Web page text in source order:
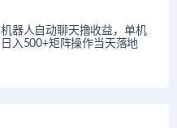
机器人自动聊天撸收益，单机
日入500+矩阵操作当天落地